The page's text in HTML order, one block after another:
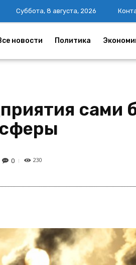
Суббота, 8 августа, 2026
новости Политика
сами
0 230